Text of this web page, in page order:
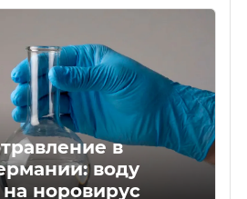
в
воду
норовирус